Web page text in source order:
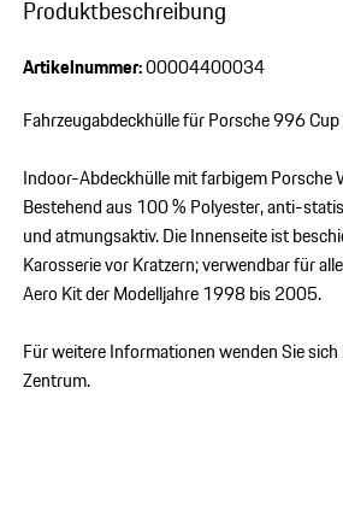
Produktbeschreibung
Artikelnummer:00004400034
Fahrzeugabdeckhülle für Porsche 996
Indoor-Abdeckhülle mit farbigem Porsche
Bestehend aus 100 % Polyester, anti-
und atmungsaktiv. Die Innenseite ist
Karosserie vor Kratzern; verwendbar für
Aero Kit der Modelljahre 1998 bis 2005.
Für weitere Informationen wenden Sie
Zentrum.